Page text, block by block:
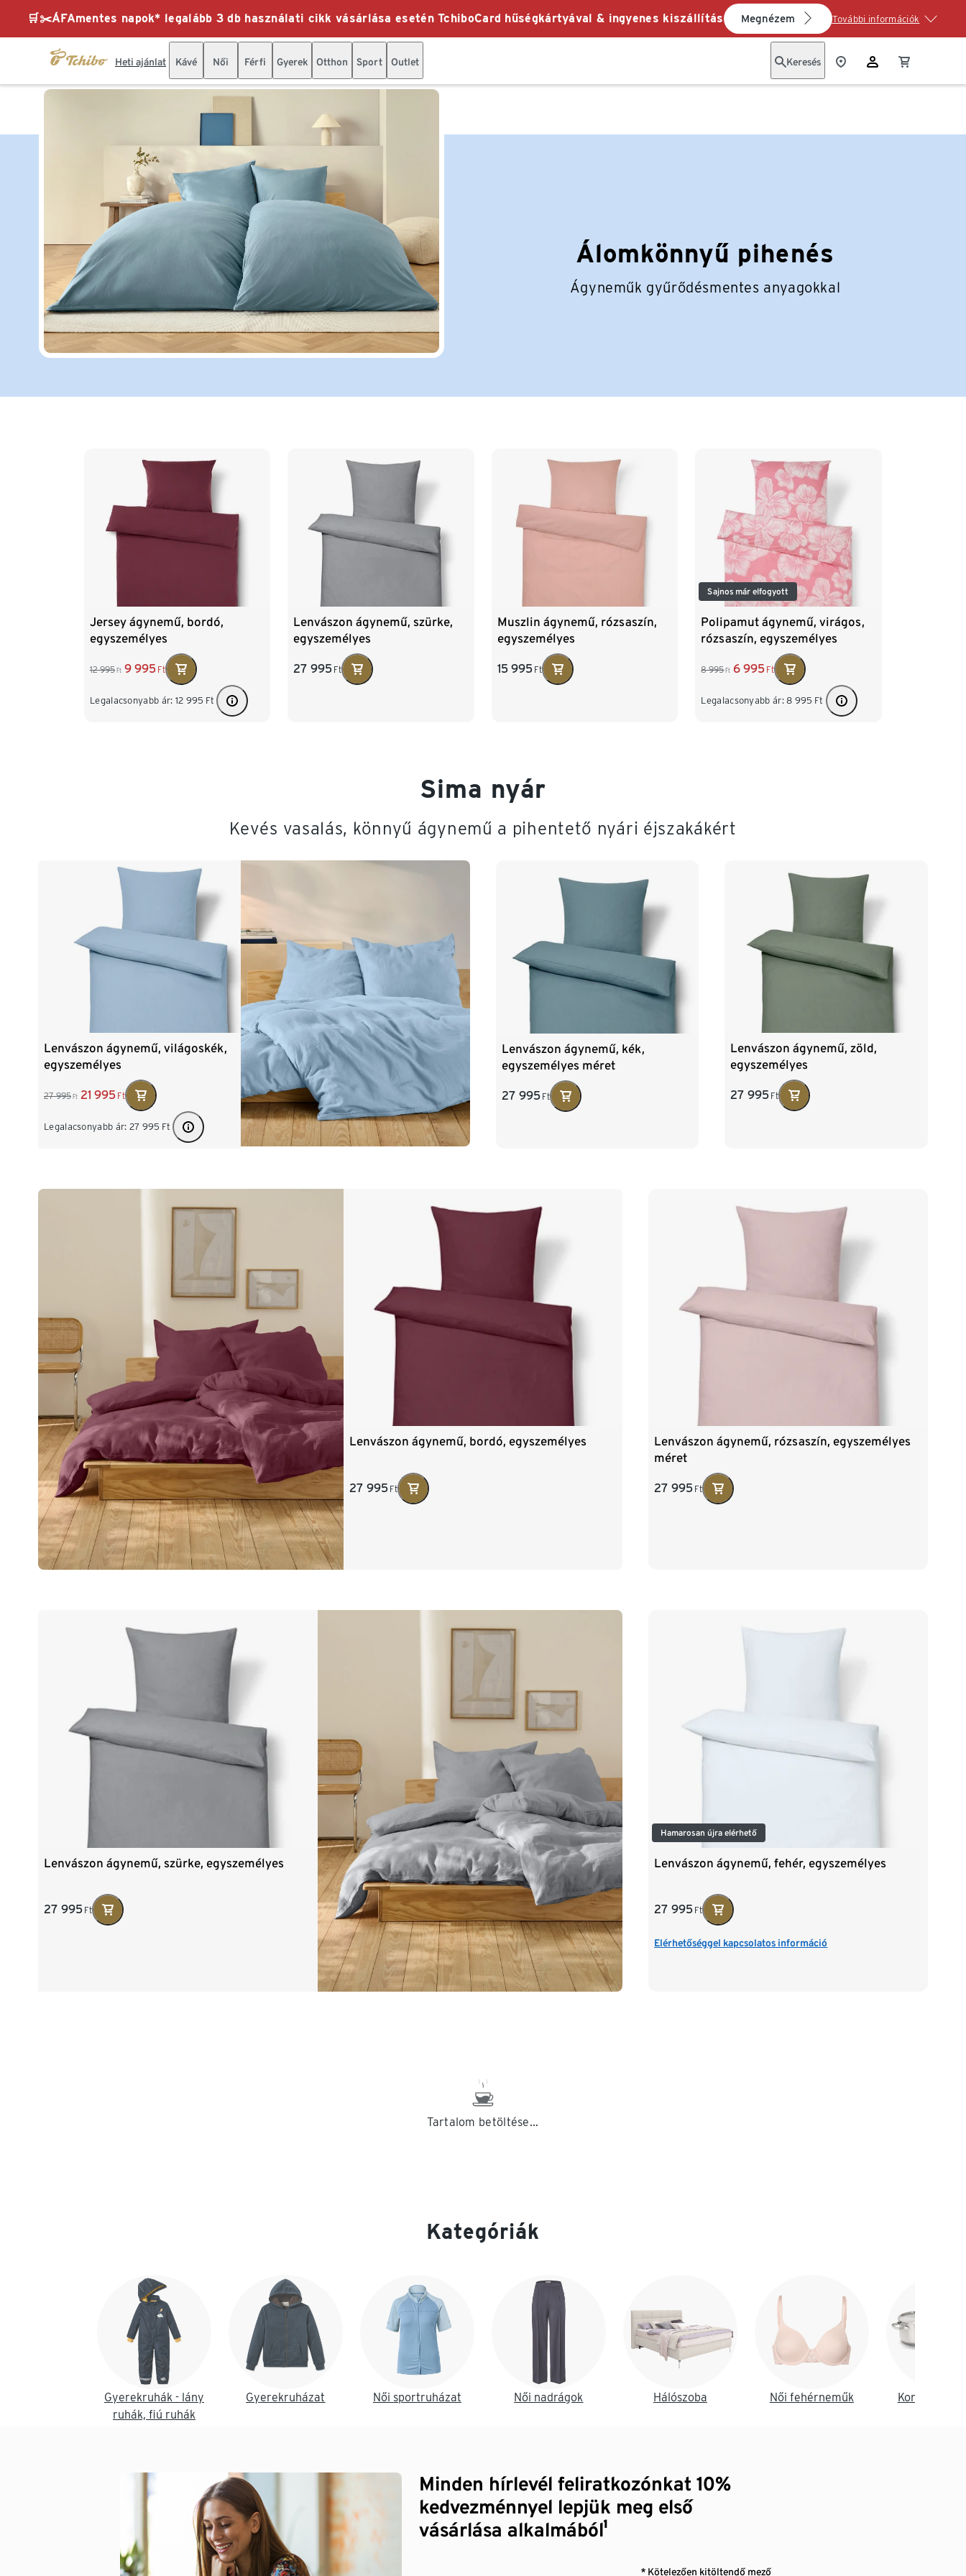
🛒✂️ÁFAmentes napok* legalább 3 db használati cikk vásárlása esetén TchiboCard hűségkártyával & ingyenes kiszállítás Megnézem További információk
Heti ajánlat Kávé Női Férfi Gyerek Otthon Sport Outlet Keresés
Álomkönnyű pihenés
Ágyneműk gyűrődésmentes anyagokkal
Jersey ágynemű, bordó,
egyszemélyes
12 995 Ft 9 995 Ft
Legalacsonyabb ár: 12 995 Ft
Lenvászon ágynemű, szürke,
egyszemélyes
27 995 Ft
Muszlin ágynemű, rózsaszín,
egyszemélyes
15 995 Ft
Sajnos már elfogyott
Polipamut ágynemű, virágos,
rózsaszín, egyszemélyes
8 995 Ft 6 995 Ft
Legalacsonyabb ár: 8 995 Ft
Sima nyár
Kevés vasalás, könnyű ágynemű a pihentető nyári éjszakákért
Lenvászon ágynemű, világoskék,
egyszemélyes
27 995 Ft 21 995 Ft
Legalacsonyabb ár: 27 995 Ft
Lenvászon ágynemű, kék,
egyszemélyes méret
27 995 Ft
Lenvászon ágynemű, zöld,
egyszemélyes
27 995 Ft
Lenvászon ágynemű, bordó, egyszemélyes
27 995 Ft
Lenvászon ágynemű, rózsaszín, egyszemélyes
méret
27 995 Ft
Lenvászon ágynemű, szürke, egyszemélyes
27 995 Ft
Hamarosan újra elérhető
Lenvászon ágynemű, fehér, egyszemélyes
27 995 Ft
Elérhetőséggel kapcsolatos információ
Tartalom betöltése...
Kategóriák
Gyerekruhák - lány
ruhák, fiú ruhák
Gyerekruházat Női sportruházat Női nadrágok Hálószoba Női fehérneműk Konyha és
Minden hírlevél feliratkozónkat 10%
kedvezménnyel lepjük meg első
vásárlása alkalmából¹
* Kötelezően kitöltendő mező